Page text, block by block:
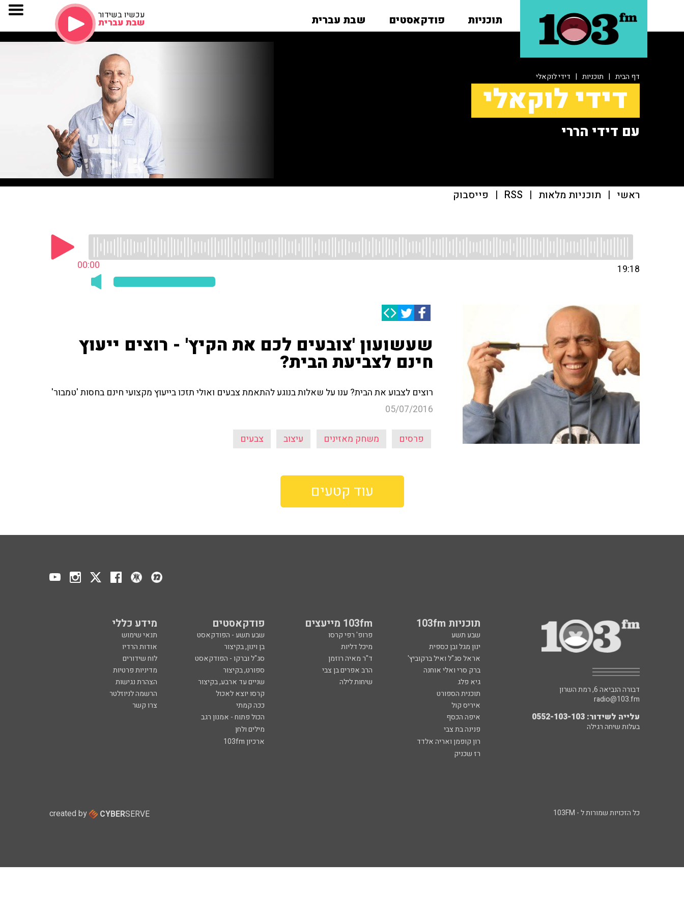
תוכניות פודקאסטים שבת עברית עכשיו בשידור
שבת עברית
דף הבית | תוכניות | דידי לוקאלי
דידי לוקאלי
עם דידי הררי
ראשי | תוכניות מלאות |
RSS
| פייסבוק
00:00 19:18
שעשועון 'צובעים לכם את הקיץ' - רוצים ייעוץ
חינם לצביעת הבית?
רוצים לצבוע את הבית? ענו על שאלות בנוגע להתאמת צבעים ואולי תזכו בייעוץ מקצועי חינם בחסות 'טמבור'
05/07/2016
פרסים משחק מאזינים עיצוב צבעים
עוד קטעים
תוכניות 103fm 103fm מייעצים פודקאסטים מידע כללי
שבע תשע פרופ' רפי קרסו שבע תשע - הפודקאסט
תנאי שימוש
ינון מגל ובן כספית
מיכל דליות בן וינון, בקיצור
אודות הרדיו
אראל סג"ל ואיל ברקוביץ'
ד"ר מאיה רוזמן סג"ל וברקו - הפודקאסט
לוח שידורים
ברק סרי ואלי אוחנה
הרב אפרים בן צבי ספורט, בקיצור
מדיניות פרטיות
גיא פלג
שיחות לילה שניים עד ארבע, בקיצור
הצהרת נגישות
תוכנית הספורט
קרסו יוצא לאכול
הרשמה לניוזלטר
איריס קול
ככה קמתי
צרו קשר
איפה הכסף
הכול פתוח - אמנון רגב
פנינה בת צבי
מילים ולחן
רון קופמן ואריה אלדד
ארכיון 103fm
רז שכניק
דבורה הנביאה 6, רמת השרון
radio@103.fm
עלייה לשידור: 0552-103-103
בעלות שיחה רגילה
כל הזכויות שמורות ל - 103FM created by CYBERSERVE